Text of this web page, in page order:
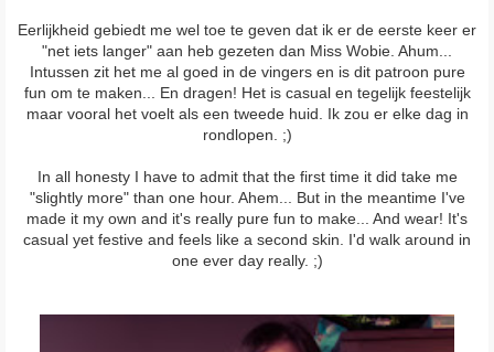
Eerlijkheid gebiedt me wel toe te geven dat ik er de eerste keer er
"net iets langer" aan heb gezeten dan Miss Wobie. Ahum...
Intussen zit het me al goed in de vingers en is dit patroon pure
fun om te maken... En dragen! Het is casual en tegelijk feestelijk
maar vooral het voelt als een tweede huid. Ik zou er elke dag in
rondlopen. ;)
In all honesty I have to admit that the first time it did take me
"slightly more" than one hour. Ahem... But in the meantime I've
made it my own and it's really pure fun to make... And wear! It's
casual yet festive and feels like a second skin. I'd walk around in
one ever day really. ;)